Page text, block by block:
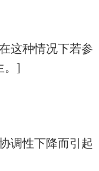
这种情况下若参
]
调性下降而引起